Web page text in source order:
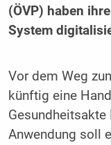
(ÖVP) haben
System
Vor dem Weg
künftig eine
Gesundheitsakte
Anwendung soll